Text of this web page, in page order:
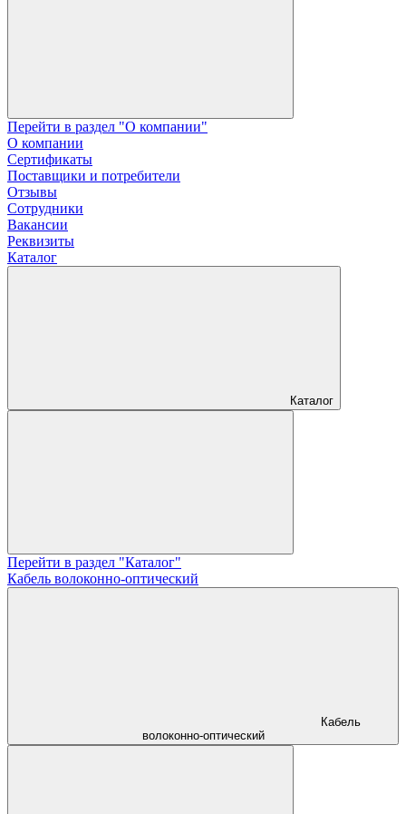
Перейти в раздел "О компании"
О компании
Сертификаты
Поставщики и потребители
Отзывы
Сотрудники
Вакансии
Реквизиты
Каталог
Каталог
Перейти в раздел "Каталог"
Кабель волоконно-оптический
Кабель
волоконно-оптический